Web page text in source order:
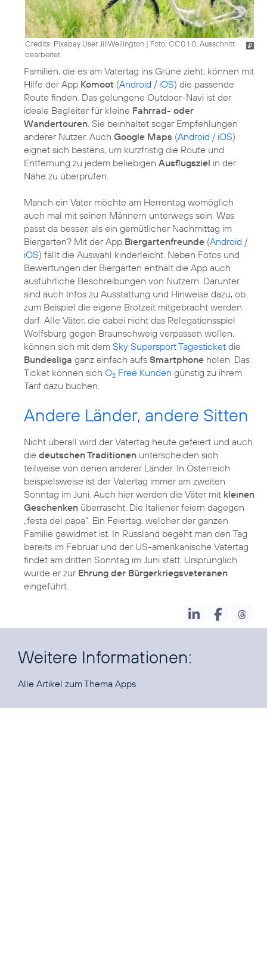
Credits: Pixabay User JillWellington | Foto: CC0 1.0, Ausschnitt
bearbeitet
Familien, die es am Vatertag ins Grüne zieht, können mit
Hilfe der App Komoot (Android / iOS) die passende
Route finden. Das gelungene Outdoor-Navi ist der
ideale Begleiter für kleine Fahrrad- oder
Wandertouren . Sie beinhaltet sogar Empfehlungen
anderer Nutzer. Auch Google Maps (Android / iOS)
eignet sich bestens, um kurzfristig die Route und
Entfernung zu jedem beliebigen Ausflugsziel in der
Nähe zu überprüfen.
Manch ein Vater möchte am Herrentag womöglich
auch mal mit seinen Männern unterwegs sein. Was
passt da besser, als ein gemütlicher Nachmittag im
Biergarten? Mit der App Biergartenfreunde (Android /
iOS) fällt die Auswahl kinderleicht. Neben Fotos und
Bewertungen der Biergärten enthält die App auch
ausführliche Beschreibungen von Nutzern. Darunter
sind auch Infos zu Ausstattung und Hinweise dazu, ob
zum Beispiel die eigene Brotzeit mitgebracht werden
darf. Alle Väter, die dabei nicht das Relegationsspiel
Wolfsburg gegen Braunschweig verpassen wollen,
können sich mit dem Sky Supersport Tagesticket die
Bundesliga ganz einfach aufs Smartphone holen. Das
Ticket können sich O2 Free Kunden günstig zu ihrem
Tarif dazu buchen.
Andere Länder, andere Sitten
Nicht überall wird der Vatertag heute gefeiert und auch
die deutschen Traditionen unterscheiden sich
teilweise von denen anderer Länder. In Österreich
beispielsweise ist der Vatertag immer am zweiten
Sonntag im Juni. Auch hier werden die Väter mit kleinen
Geschenken überrascht. Die Italiener feiern dagegen
„festa del papa“. Ein Feiertag, welcher der ganzen
Familie gewidmet ist. In Russland begeht man den Tag
bereits im Februar und der US-amerikanische Vatertag
findet am dritten Sonntag im Juni statt. Ursprünglich
wurde er zur Ehrung der Bürgerkriegsveteranen
eingeführt.
Weitere Informationen:
Alle Artikel zum Thema Apps